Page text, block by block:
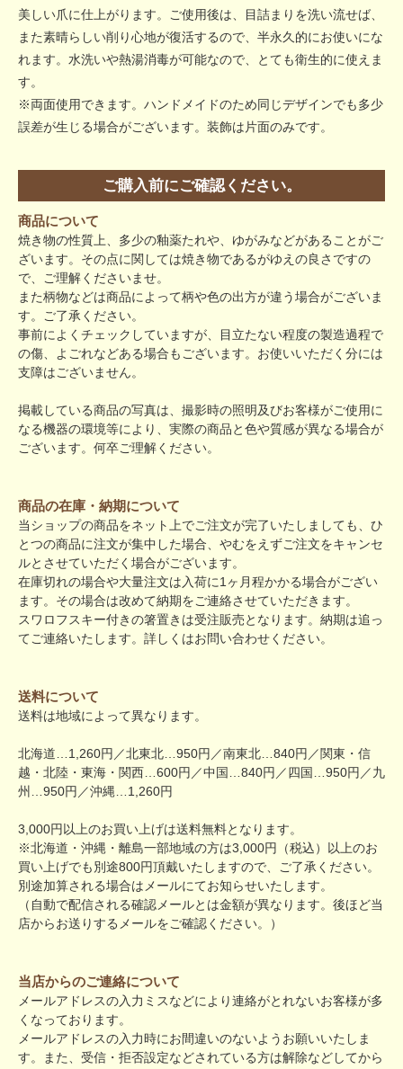
美しい爪に仕上がります。ご使用後は、目詰まりを洗い流せば、
また素晴らしい削り心地が復活するので、半永久的にお使いにな
れます。水洗いや熱湯消毒が可能なので、とても衛生的に使えま
す。
※両面使用できます。ハンドメイドのため同じデザインでも多少
誤差が生じる場合がございます。装飾は片面のみです。
ご購入前にご確認ください。
商品について
焼き物の性質上、多少の釉薬たれや、ゆがみなどがあることがご
ざいます。その点に関しては焼き物であるがゆえの良さですの
で、ご理解くださいませ。
また柄物などは商品によって柄や色の出方が違う場合がございま
す。ご了承ください。
事前によくチェックしていますが、目立たない程度の製造過程で
の傷、よごれなどある場合もございます。お使いいただく分には
支障はございません。
掲載している商品の写真は、撮影時の照明及びお客様がご使用に
なる機器の環境等により、実際の商品と色や質感が異なる場合が
ございます。何卒ご理解ください。
商品の在庫・納期について
当ショップの商品をネット上でご注文が完了いたしましても、ひ
とつの商品に注文が集中した場合、やむをえずご注文をキャンセ
ルとさせていただく場合がございます。
在庫切れの場合や大量注文は入荷に1ヶ月程かかる場合がござい
ます。その場合は改めて納期をご連絡させていただきます。
スワロフスキー付きの箸置きは受注販売となります。納期は追っ
てご連絡いたします。詳しくはお問い合わせください。
送料について
送料は地域によって異なります。
北海道…1,260円／北東北…950円／南東北…840円／関東・信
越・北陸・東海・関西…600円／中国…840円／四国…950円／九
州…950円／沖縄…1,260円
3,000円以上のお買い上げは送料無料となります。
※北海道・沖縄・離島一部地域の方は3,000円（税込）以上のお
買い上げでも別途800円頂戴いたしますので、ご了承ください。
別途加算される場合はメールにてお知らせいたします。
（自動で配信される確認メールとは金額が異なります。後ほど当
店からお送りするメールをご確認ください。）
当店からのご連絡について
メールアドレスの入力ミスなどにより連絡がとれないお客様が多
くなっております。
メールアドレスの入力時にお間違いのないようお願いいたしま
す。また、受信・拒否設定などされている方は解除などしてから